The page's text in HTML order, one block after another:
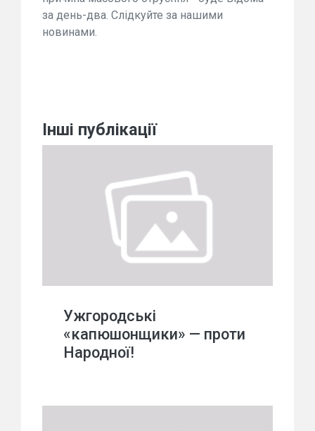
за день-два. Слідкуйте за нашими
новинами.
Інші публікації
Ужгородські
«капюшонщики» — проти
Народної!